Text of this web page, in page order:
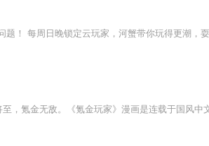
，氪金无敌。《氪金玩家》漫画是连载于国风中